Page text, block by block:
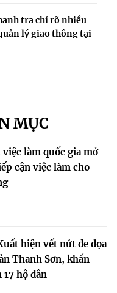
tra chỉ rõ nhiều
lý giao thông tại
MỤC
việc làm quốc gia mở
cận việc làm cho
hiện vết nứt đe dọa
Thanh Sơn, khẩn
hộ dân